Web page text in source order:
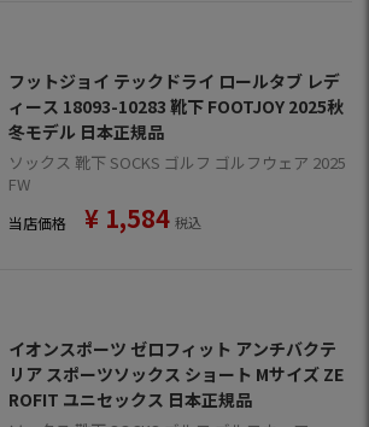
フットジョイ テックドライ ロールタブ レデ
ィース 18093-10283 靴下 FOOTJOY 2025秋
冬モデル 日本正規品
ソックス 靴下 SOCKS ゴルフ ゴルフウェア 2025
FW
当店価格 ¥ 1,584 税込
イオンスポーツ ゼロフィット アンチバクテ
リア スポーツソックス ショート Mサイズ ZE
ROFIT ユニセックス 日本正規品